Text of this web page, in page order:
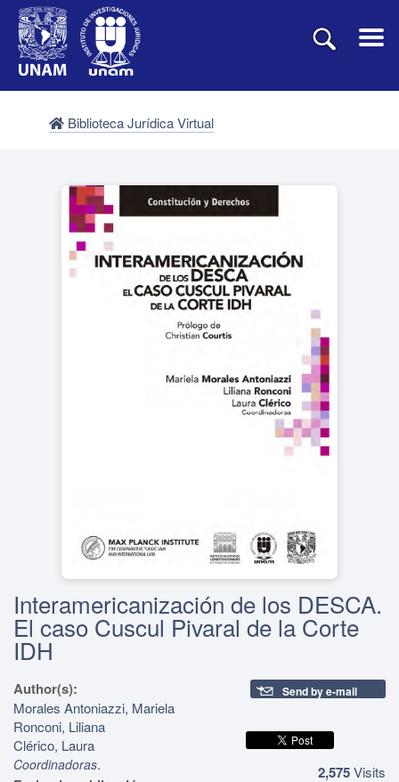
Biblioteca Jurídica Virtual
Interamericanización de los DESCA.
El caso Cuscul Pivaral de la Corte
IDH
Author(s):
Morales Antoniazzi, Mariela
Ronconi, Liliana
Clérico, Laura
Coordinadoras.
Send by e-mail
2,575Visits